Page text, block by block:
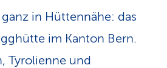
e
-
in Hüttennähe: das
im Kanton Bern.
Tyrolienne und